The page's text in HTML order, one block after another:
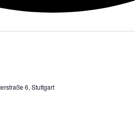
6, Stuttgart